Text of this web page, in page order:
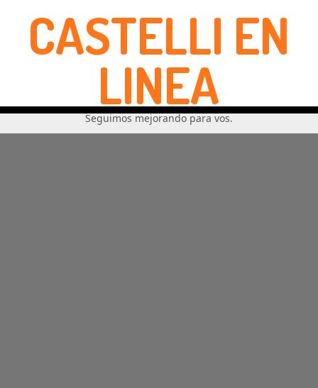
CASTELLI EN
LINEA
Seguimos mejorando para vos.